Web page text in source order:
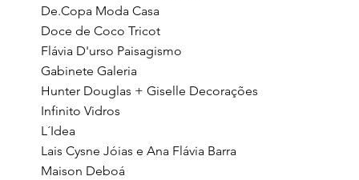
De.Copa Moda Casa
Doce de Coco Tricot
Flávia D'urso Paisagismo
Gabinete Galeria
Hunter Douglas + Giselle Decorações
Infinito Vidros
L´Idea
Lais Cysne Jóias e Ana Flávia Barra
Maison Deboá